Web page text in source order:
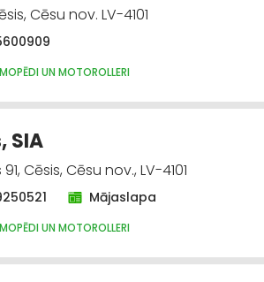
Cēsu nov. LV-4101
UN MOTOROLLERI
SIA
Cēsis, Cēsu nov., LV-4101
Mājaslapa
UN MOTOROLLERI